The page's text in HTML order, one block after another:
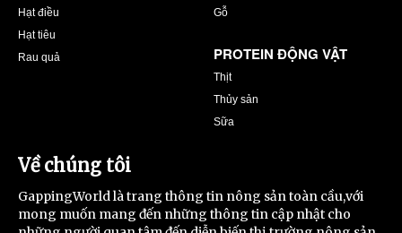
Hạt điều
Hạt tiêu
Rau quả
Gỗ
PROTEIN ĐỘNG VẬT
Thịt
Thủy sản
Sữa
Về chúng tôi
GappingWorld là trang thông tin nông sản toàn cầu,với
mong muốn mang đến những thông tin cập nhật cho